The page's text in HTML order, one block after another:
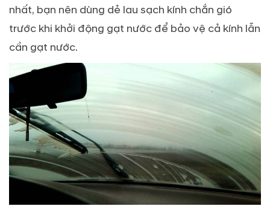
nhất, bạn nên dùng dẻ lau sạch kính chắn gió
trước khi khởi động gạt nước để bảo vệ cả kính lẫn
cần gạt nước.